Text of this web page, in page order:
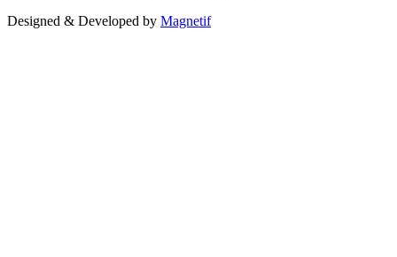
Designed & Developed by Magnetif